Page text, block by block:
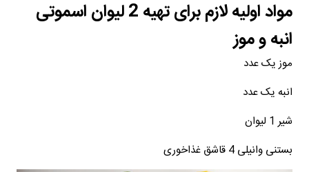
مواد اولیه لازم برای تهیه 2 لیوان اسموتی
انبه و موز
موز یک عدد
انبه یک عدد
شیر 1 لیوان
بستنی وانیلی 4 قاشق غذاخوری